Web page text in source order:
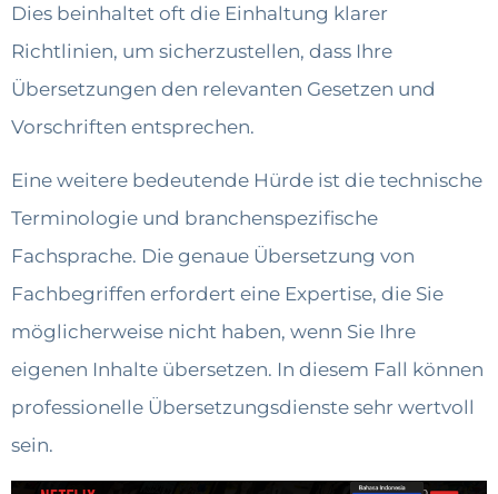
Dies beinhaltet oft die Einhaltung klarer
Richtlinien, um sicherzustellen, dass Ihre
Übersetzungen den relevanten Gesetzen und
Vorschriften entsprechen.
Eine weitere bedeutende Hürde ist die technische
Terminologie und branchenspezifische
Fachsprache. Die genaue Übersetzung von
Fachbegriffen erfordert eine Expertise, die Sie
möglicherweise nicht haben, wenn Sie Ihre
eigenen Inhalte übersetzen. In diesem Fall können
professionelle Übersetzungsdienste sehr wertvoll
sein.